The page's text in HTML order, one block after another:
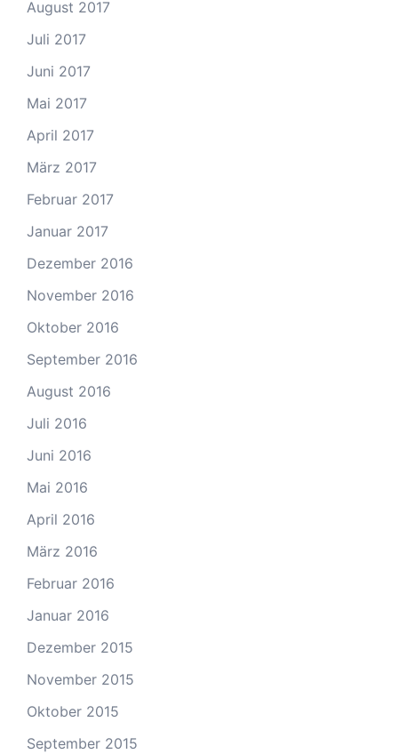
August 2017
Juli 2017
Juni 2017
Mai 2017
April 2017
März 2017
Februar 2017
Januar 2017
Dezember 2016
November 2016
Oktober 2016
September 2016
August 2016
Juli 2016
Juni 2016
Mai 2016
April 2016
März 2016
Februar 2016
Januar 2016
Dezember 2015
November 2015
Oktober 2015
September 2015